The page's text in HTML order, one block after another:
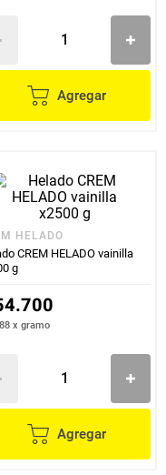
Agregar
HELADO
CREM HELADO vainilla
g
.700
x gramo
Agregar